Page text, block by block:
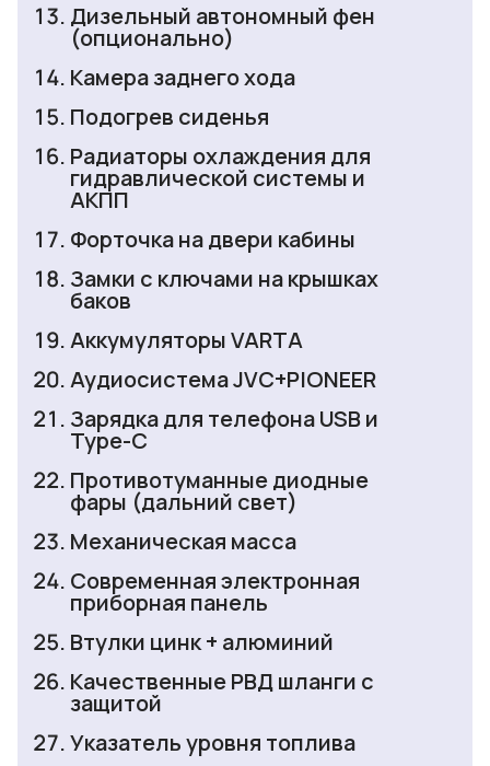
Дизельный автономный фен
(опционально)
Камера заднего хода
Подогрев сиденья
Радиаторы охлаждения для
гидравлической системы и
АКПП
Форточка на двери кабины
Замки с ключами на крышках
баков
Аккумуляторы VARTA
Аудиосистема JVC+PIONEER
Зарядка для телефона USB и
Type-C
Противотуманные диодные
фары (дальний свет)
Механическая масса
Современная электронная
приборная панель
Втулки цинк + алюминий
Качественные РВД шланги с
защитой
Указатель уровня топлива